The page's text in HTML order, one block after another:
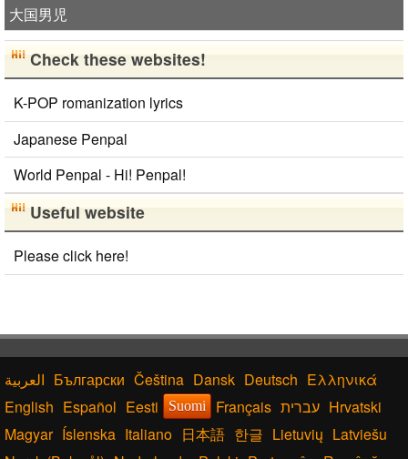
大国男児
Check these websites!
K-POP romanization lyrics
Japanese Penpal
World Penpal - Hi! Penpal!
Useful website
Please click here!
Български Čeština Dansk Deutsch Ελληνικά
English Español Eesti Suomi Français עברית Hrvatski
Magyar Íslenska Italiano 日本語 한글 Lietuvių Latviešu